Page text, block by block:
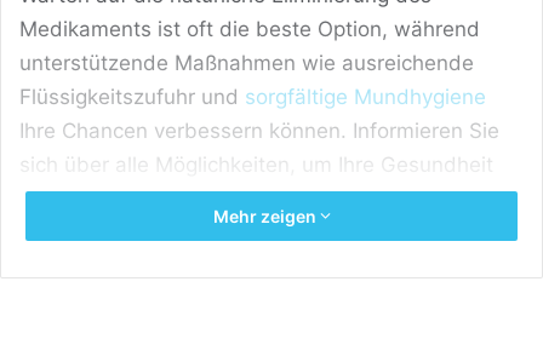
Medikaments ist oft die beste Option, während
unterstützende Maßnahmen wie ausreichende
Flüssigkeitszufuhr und sorgfältige Mundhygiene
Ihre Chancen verbessern können. Informieren Sie
sich über alle Möglichkeiten, um Ihre Gesundheit
und Sicherheit zu gewährleisten.
Inhaltsverzeichnis [Zeigen]
Mehr zeigen